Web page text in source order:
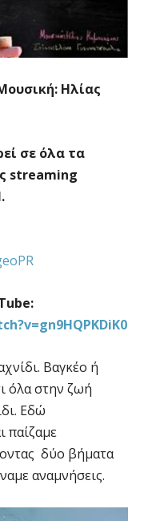
Ηλίας
σε όλα τα
streaming
Βαγκέο ή
όλα στην ζωή
Εδώ
παίζαμε
δύο βήματα
αναμνήσεις.